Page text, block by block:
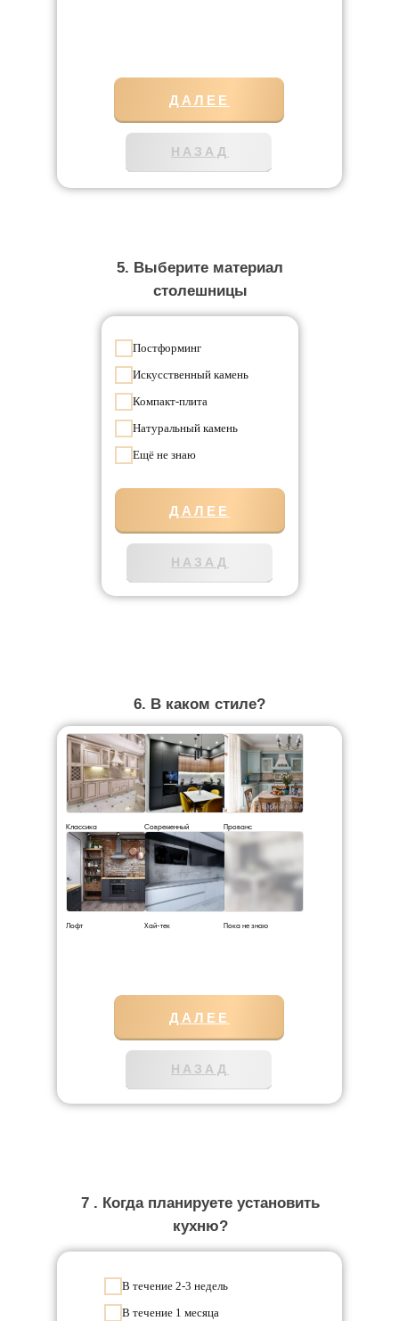
ДАЛЕЕ
НАЗАД
Постформинг
Искусственный камень
Компакт-плита
Натуральный камень
Ещё не знаю
5. Выберите материал
столешницы
ДАЛЕЕ
НАЗАД
Классика Современный Прованс
Лофт Хай-тек Пока не знаю
6. В каком стиле?
ДАЛЕЕ
НАЗАД
В течение 2-3 недель
В течение 1 месяца
7 . Когда планируете установить
кухню?